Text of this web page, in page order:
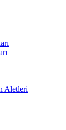
Aletleri